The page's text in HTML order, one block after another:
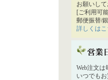
お願いして
[ご利用可
郵便振替/
詳しくはこ
Web注文は
いつでも